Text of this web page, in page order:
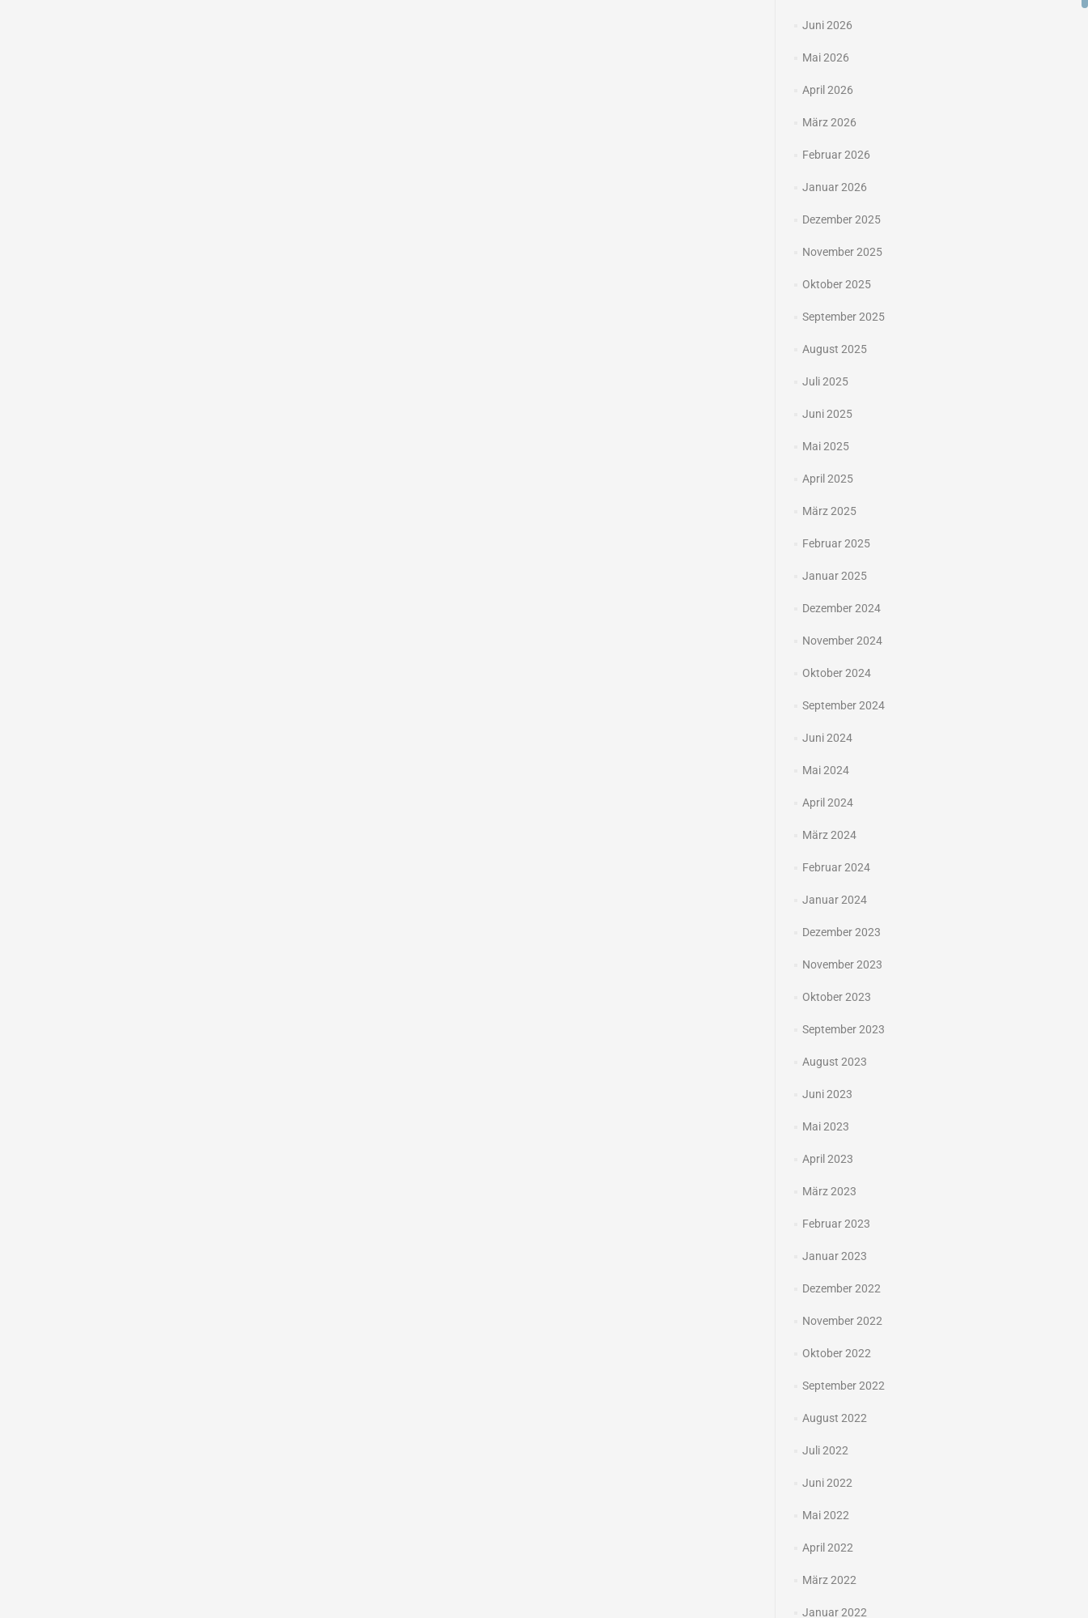
Juni 2026
Mai 2026
April 2026
März 2026
Februar 2026
Januar 2026
Dezember 2025
November 2025
Oktober 2025
September 2025
August 2025
Juli 2025
Juni 2025
Mai 2025
April 2025
März 2025
Februar 2025
Januar 2025
Dezember 2024
November 2024
Oktober 2024
September 2024
Juni 2024
Mai 2024
April 2024
März 2024
Februar 2024
Januar 2024
Dezember 2023
November 2023
Oktober 2023
September 2023
August 2023
Juni 2023
Mai 2023
April 2023
März 2023
Februar 2023
Januar 2023
Dezember 2022
November 2022
Oktober 2022
September 2022
August 2022
Juli 2022
Juni 2022
Mai 2022
April 2022
März 2022
Januar 2022